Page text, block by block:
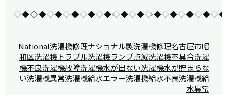
National洗濯機修理ナショナル製洗濯機修理名古屋市昭
和区洗濯機トラブル洗濯機ランプ点滅洗濯機不具合洗濯
機不良洗濯機故障洗濯機水が出ない洗濯機水が貯まらな
い洗濯機異常洗濯機給水エラー洗濯機給水不良洗濯機給
水異常